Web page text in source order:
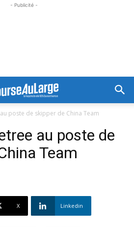
- Publicité -
poste de skipper de China Team
au poste de
Team
X Linkedin